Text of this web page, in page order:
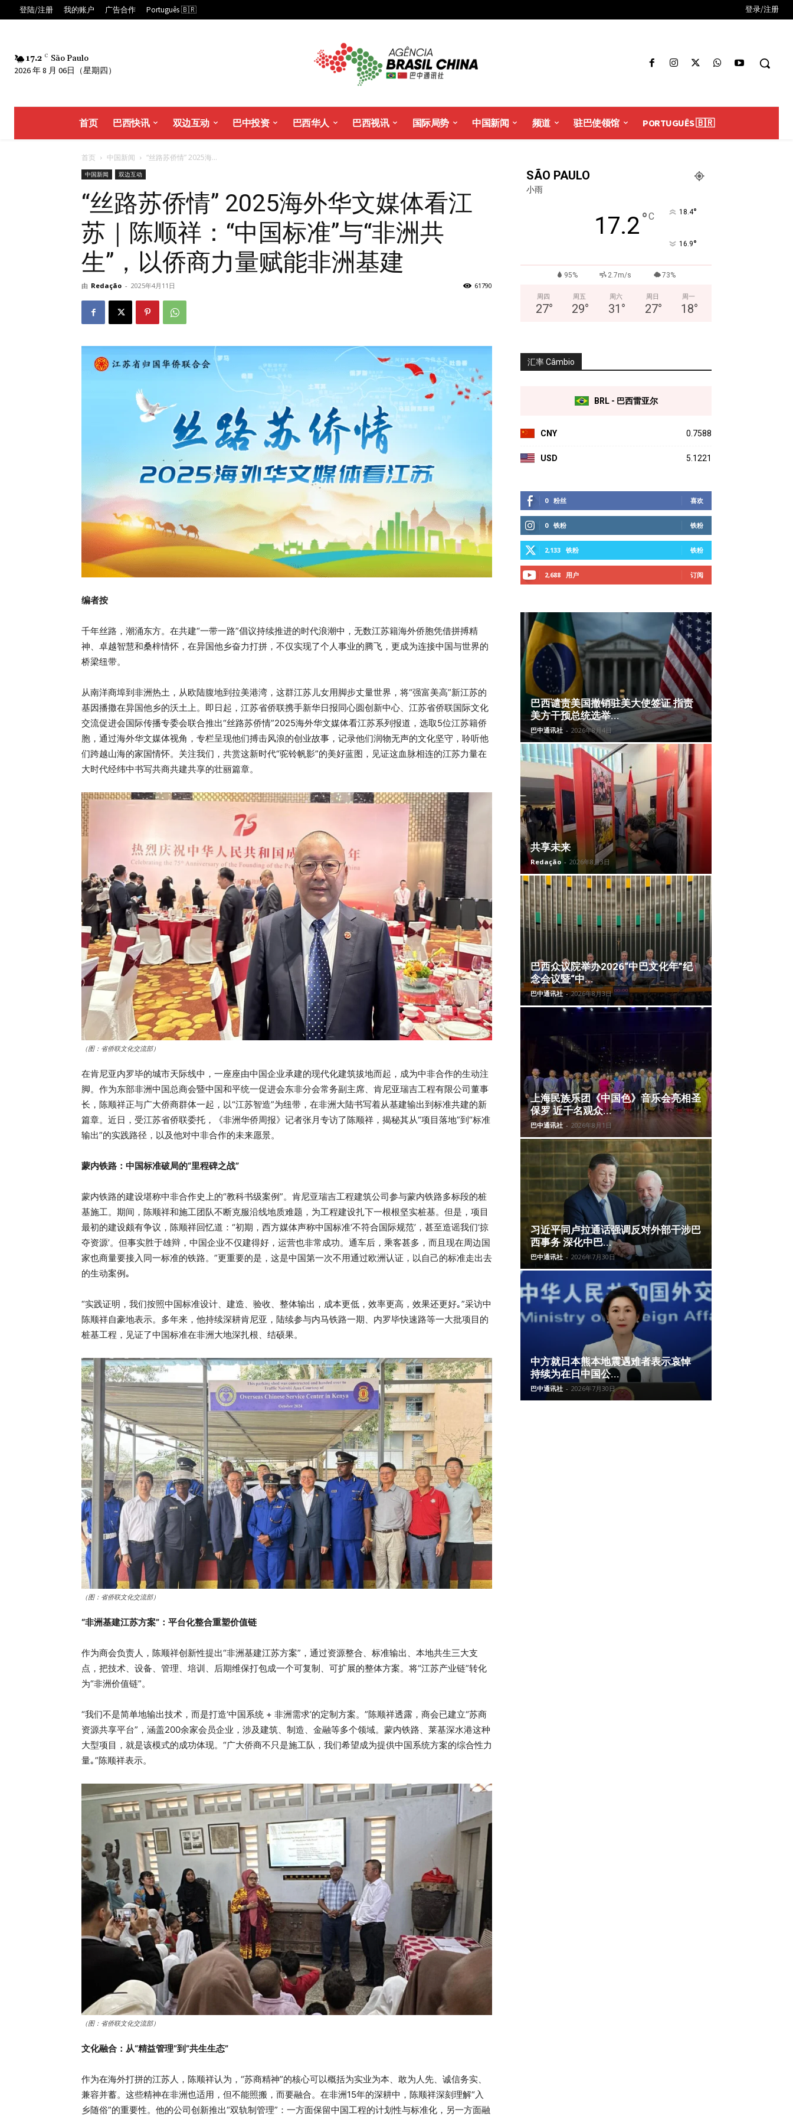
登陆/注册 我的账户 广告合作 Português 🇧🇷 登录/注册
17.2 C São Paulo
2026 年 8 月 06日（星期四）
首页 巴西快讯 双边互动 巴中投资 巴西华人 巴西视讯 国际局势 中国新闻 频道 驻巴使领馆 PORTUGUÊS 🇧🇷
首页 中国新闻 “丝路苏侨情” 2025海...
中国新闻 双边互动
“丝路苏侨情” 2025海外华文媒体看江
苏｜陈顺祥：“中国标准”与“非洲共
生”，以侨商力量赋能非洲基建
由 Redação - 2025年4月11日 61790
编者按
千年丝路，潮涌东方。在共建“一带一路”倡议持续推进的时代浪潮中，无数江苏籍海外侨胞凭借拼搏精
神、卓越智慧和桑梓情怀，在异国他乡奋力打拼，不仅实现了个人事业的腾飞，更成为连接中国与世界的
桥梁纽带。
从南洋商埠到非洲热土，从欧陆腹地到拉美港湾，这群江苏儿女用脚步丈量世界，将“强富美高”新江苏的
基因播撒在异国他乡的沃土上。即日起，江苏省侨联携手新华日报同心圆创新中心、江苏省侨联国际文化
交流促进会国际传播专委会联合推出“丝路苏侨情”2025海外华文媒体看江苏系列报道，选取5位江苏籍侨
胞，通过海外华文媒体视角，专栏呈现他们搏击风浪的创业故事，记录他们润物无声的文化坚守，聆听他
们跨越山海的家国情怀。关注我们，共赏这新时代“驼铃帆影”的美好蓝图，见证这血脉相连的江苏力量在
大时代经纬中书写共商共建共享的壮丽篇章。
（图：省侨联文化交流部）
在肯尼亚内罗毕的城市天际线中，一座座由中国企业承建的现代化建筑拔地而起，成为中非合作的生动注
脚。作为东部非洲中国总商会暨中国和平统一促进会东非分会常务副主席、肯尼亚瑞吉工程有限公司董事
长，陈顺祥正与广大侨商群体一起，以“江苏智造”为纽带，在非洲大陆书写着从基建输出到标准共建的新
篇章。近日，受江苏省侨联委托，《非洲华侨周报》记者张月专访了陈顺祥，揭秘其从“项目落地”到“标准
输出”的实践路径，以及他对中非合作的未来愿景。
蒙内铁路：中国标准破局的“里程碑之战”
蒙内铁路的建设堪称中非合作史上的“教科书级案例”。肯尼亚瑞吉工程建筑公司参与蒙内铁路多标段的桩
基施工。期间，陈顺祥和施工团队不断克服沿线地质难题，为工程建设扎下一根根坚实桩基。但是，项目
最初的建设颇有争议，陈顺祥回忆道：“初期，西方媒体声称中国标准‘不符合国际规范’，甚至造谣我们‘掠
夺资源’。但事实胜于雄辩，中国企业不仅建得好，运营也非常成功。通车后，乘客甚多，而且现在周边国
家也商量要接入同一标准的铁路。”更重要的是，这是中国第一次不用通过欧洲认证，以自己的标准走出去
的生动案例｡
“实践证明，我们按照中国标准设计、建造、验收、整体输出，成本更低，效率更高，效果还更好｡”采访中
陈顺祥自豪地表示。多年来，他持续深耕肯尼亚，陆续参与内马铁路一期、内罗毕快速路等一大批项目的
桩基工程，见证了中国标准在非洲大地深扎根、结硕果。
（图：省侨联文化交流部）
“非洲基建江苏方案”：平台化整合重塑价值链
作为商会负责人，陈顺祥创新性提出“非洲基建江苏方案”，通过资源整合、标准输出、本地共生三大支
点，把技术、设备、管理、培训、后期维保打包成一个可复制、可扩展的整体方案。将“江苏产业链”转化
为“非洲价值链”。
“我们不是简单地输出技术，而是打造‘中国系统 + 非洲需求’的定制方案。”陈顺祥透露，商会已建立“苏商
资源共享平台”，涵盖200余家会员企业，涉及建筑、制造、金融等多个领域。蒙内铁路、莱基深水港这种
大型项目，就是该模式的成功体现。“广大侨商不只是施工队，我们希望成为提供中国系统方案的综合性力
量｡”陈顺祥表示。
（图：省侨联文化交流部）
文化融合：从“精益管理”到“共生生态”
作为在海外打拼的江苏人，陈顺祥认为，“苏商精神”的核心可以概括为实业为本、敢为人先、诚信务实、
兼容并蓄。这些精神在非洲也适用，但不能照搬，而要融合。在非洲15年的深耕中，陈顺祥深刻理解“入
乡随俗”的重要性。他的公司创新推出“双轨制管理”：一方面保留中国工程的计划性与标准化，另一方面融
SÃO PAULO
小雨
17.2°C 18.4°
16.9°
95% 2.7m/s 73%
周四
27°
周五
29°
周六
31 °
周日
27°
周一
18°
汇率 Câmbio
BRL - 巴西雷亚尔
CNY 0.7588
USD 5.1221
0 粉丝 喜欢
0 铁粉 铁粉
2,133 铁粉 铁粉
2,688 用户 订阅
巴西谴责美国撤销驻美大使签证 指责
美方干预总统选举...
巴中通讯社 - 2026年8月4日
共享未来
Redação - 2026年8月3日
巴西众议院举办2026“中巴文化年”纪
念会议暨“中...
巴中通讯社 - 2026年8月3日
上海民族乐团《中国色》音乐会亮相圣
保罗 近千名观众...
巴中通讯社 - 2026年8月1日
习近平同卢拉通话强调反对外部干涉巴
西事务 深化中巴...
巴中通讯社 - 2026年7月30日
中方就日本熊本地震遇难者表示哀悼
持续为在日中国公...
巴中通讯社 - 2026年7月30日